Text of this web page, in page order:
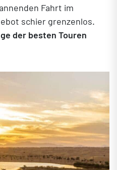
Fahrt im
schier grenzenlos.
der besten Touren